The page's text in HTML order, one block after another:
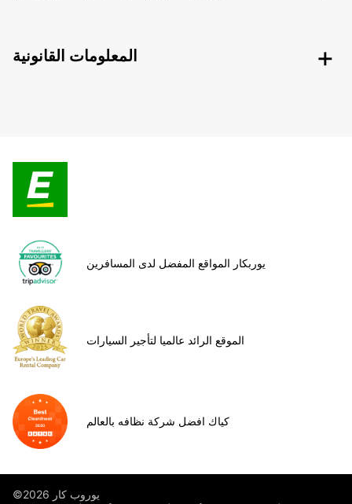
المعلومات القانونية
يوربكار المواقع المفضل لدى المسافرين
الموقع الرائد عالميا لتأجير السيارات
كياك افضل شركة نظافه بالعالم
©يوروب كار 2026